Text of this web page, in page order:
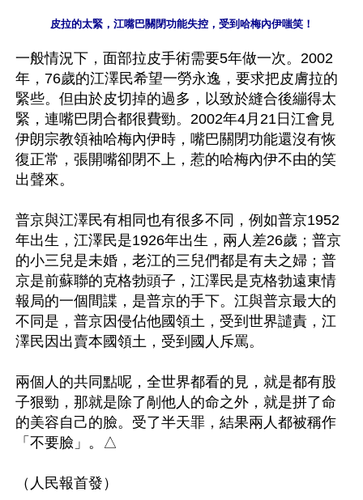
皮拉的太緊，江嘴巴關閉功能失控，受到哈梅內伊嗤笑！
一般情況下，面部拉皮手術需要5年做一次。2002
年，76歲的江澤民希望一勞永逸，要求把皮膚拉的
緊些。但由於皮切掉的過多，以致於縫合後繃得太
緊，連嘴巴閉合都很費勁。2002年4月21日江會見
伊朗宗教領袖哈梅內伊時，嘴巴關閉功能還沒有恢
復正常，張開嘴卻閉不上，惹的哈梅內伊不由的笑
出聲來。
普京與江澤民有相同也有很多不同，例如普京1952
年出生，江澤民是1926年出生，兩人差26歲；普京
的小三兒是未婚，老江的三兒們都是有夫之婦；普
京是前蘇聯的克格勃頭子，江澤民是克格勃遠東情
報局的一個間諜，是普京的手下。江與普京最大的
不同是，普京因侵佔他國領土，受到世界譴責，江
澤民因出賣本國領土，受到國人斥罵。
兩個人的共同點呢，全世界都看的見，就是都有股
子狠勁，那就是除了剮他人的命之外，就是拼了命
的美容自己的臉。受了半天罪，結果兩人都被稱作
「不要臉」。△